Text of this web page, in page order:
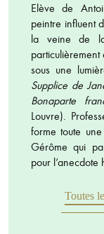
Elève de
peintre influent
la veine de la
sous une
Supplice de
Bonaparte
Louvre).
forme toute
Gérôme qui
pour l’anecdote
Toutes